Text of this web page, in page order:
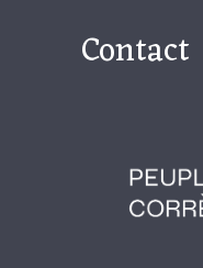
Contact